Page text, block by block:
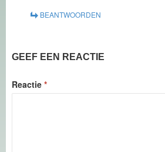
BEANTWOORDEN
GEEF EEN REACTIE
Reactie *